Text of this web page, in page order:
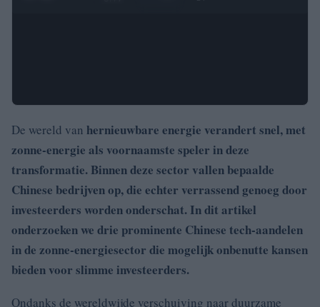
De wereld van hernieuwbare energie verandert snel, met
zonne-energie als voornaamste speler in deze
transformatie. Binnen deze sector vallen bepaalde
Chinese bedrijven op, die echter verrassend genoeg door
investeerders worden onderschat. In dit artikel
onderzoeken we drie prominente Chinese tech-aandelen
in de zonne-energiesector die mogelijk onbenutte kansen
bieden voor slimme investeerders.
Ondanks de wereldwijde verschuiving naar duurzame